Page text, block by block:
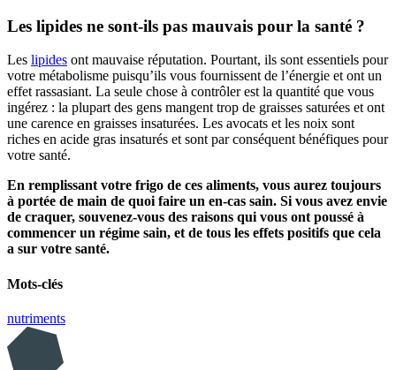
Les lipides ne sont-ils pas mauvais pour la santé ?
Les lipides ont mauvaise réputation. Pourtant, ils sont essentiels pour
votre métabolisme puisqu’ils vous fournissent de l’énergie et ont un
effet rassasiant. La seule chose à contrôler est la quantité que vous
ingérez : la plupart des gens mangent trop de graisses saturées et ont
une carence en graisses insaturées. Les avocats et les noix sont
riches en acide gras insaturés et sont par conséquent bénéfiques pour
votre santé.
En remplissant votre frigo de ces aliments, vous aurez toujours
à portée de main de quoi faire un en-cas sain. Si vous avez envie
de craquer, souvenez-vous des raisons qui vous ont poussé à
commencer un régime sain, et de tous les effets positifs que cela
a sur votre santé.
Mots-clés
nutriments